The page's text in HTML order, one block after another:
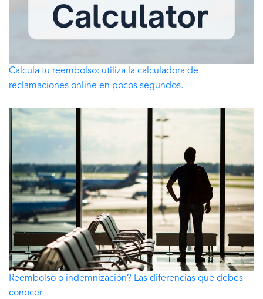
Calcula tu reembolso: utiliza la calculadora de
reclamaciones online en pocos segundos.
Reembolso o indemnización? Las diferencias que debes
conocer